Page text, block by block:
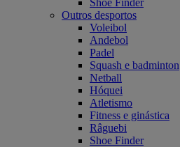
Shoe Finder
Outros desportos
Voleibol
Andebol
Padel
Squash e badminton
Netball
Hóquei
Atletismo
Fitness e ginástica
Râguebi
Shoe Finder